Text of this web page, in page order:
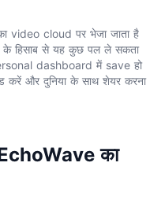
video cloud पर भेजा जाता है
हिसाब से यह कुछ पल ले सकता
dashboard में save हो
करें और दुनिया के साथ शेयर करना
EchoWave का